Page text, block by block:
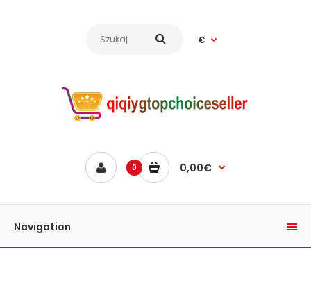
€
0 0,00€
Navigation